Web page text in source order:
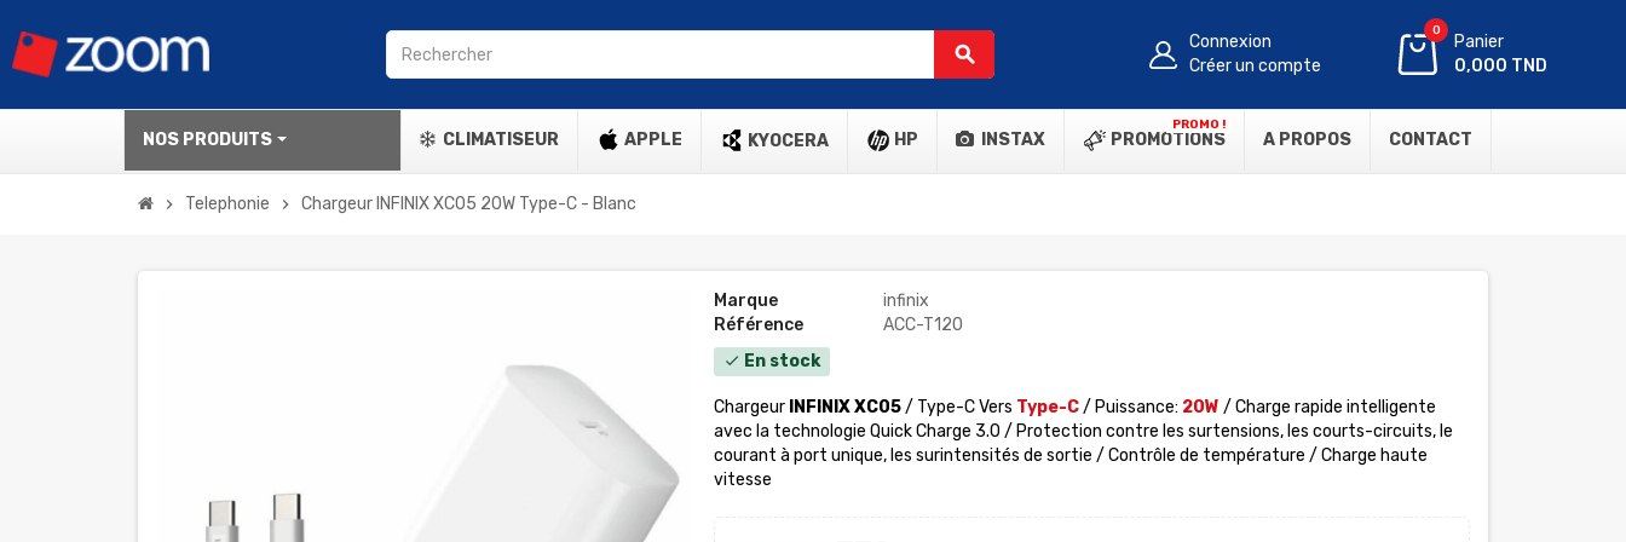
search
Connexion
Créer un compte
0
Panier
0,000 TND
NOS PRODUITS CLIMATISEUR APPLE KYOCERA HP INSTAX PROMOTIONS
PROMO !
A PROPOS CONTACT
chevron_right Telephonie chevron_right Chargeur INFINIX XC05 20W Type-C - Blanc
Marque
infinix
Référence
ACC-T120
check En stock
Chargeur INFINIX XC05/ Type-C Vers Type-C/ Puissance: 20W / Charge rapide intelligente
avec la technologie Quick Charge 3.0 / Protection contre les surtensions, les courts-circuits, le
courant à port unique, les surintensités de sortie / Contrôle de température / Charge haute
vitesse